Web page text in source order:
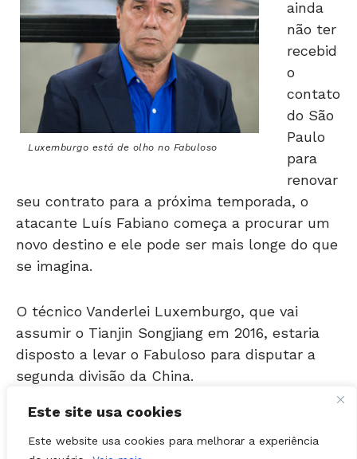
Este site usa cookies
Este website usa cookies para melhorar a experiência
Luxemburgo está de olho no Fabuloso
não ter
recebid
o
contato
do São
Paulo
para
renovar
seu contrato para a próxima temporada, o
atacante Luís Fabiano começa a procurar um
novo destino e ele pode ser mais longe do que
se imagina.
assumir o Tianjin Songjiang em 2016, estaria
disposto a levar o Fabuloso para disputar a
segunda divisão da China.
mas só começa a trabalhar de fato na próxima
temporada. Por enquanto, o treinador visitou